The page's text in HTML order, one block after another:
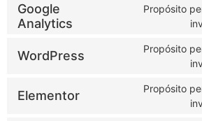
Google
Analytics
Propósito
WordPress
Propósito
Elementor
Propósito